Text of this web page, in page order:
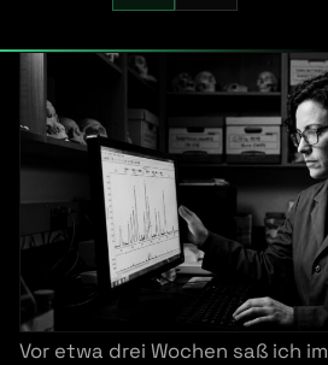
Vor etwa drei Wochen saß ich